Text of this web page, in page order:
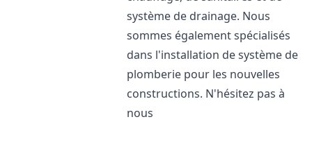
système de drainage. Nous
sommes également spécialisés
dans l'installation de système de
plomberie pour les nouvelles
constructions. N'hésitez pas à
nous